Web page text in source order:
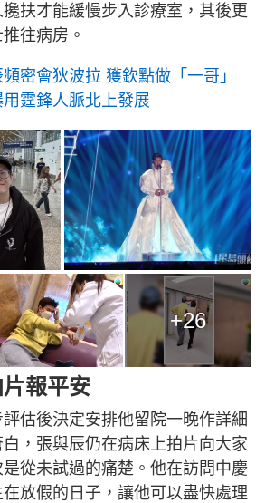
扶才能緩慢步入診療室，其後更
往病房。
密會狄波拉 獲欽點做「一哥」
用霆鋒人脈北上發展
+26
報平安
估後決定安排他留院一晚作詳細
，張與辰仍在病床上拍片向大家
從未試過的痛楚。他在訪問中慶
放假的日子，讓他可以盡快處理